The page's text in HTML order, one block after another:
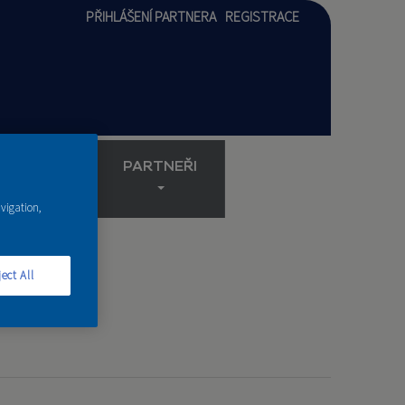
PŘIHLÁŠENÍ PARTNERA REGISTRACE
PARTNEŘI
All